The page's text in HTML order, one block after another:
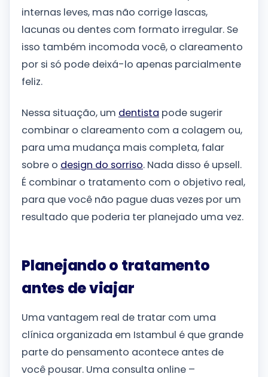
internas leves, mas não corrige lascas,
lacunas ou dentes com formato irregular. Se
isso também incomoda você, o clareamento
por si só pode deixá-lo apenas parcialmente
feliz.
Nessa situação, um dentista pode sugerir
combinar o clareamento com a colagem ou,
para uma mudança mais completa, falar
sobre o design do sorriso. Nada disso é upsell.
É combinar o tratamento com o objetivo real,
para que você não pague duas vezes por um
resultado que poderia ter planejado uma vez.
Planejando o tratamento
antes de viajar
Uma vantagem real de tratar com uma
clínica organizada em Istambul é que grande
parte do pensamento acontece antes de
você pousar. Uma consulta online –